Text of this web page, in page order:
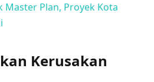
Master Plan, Proyek Kota
Kerusakan